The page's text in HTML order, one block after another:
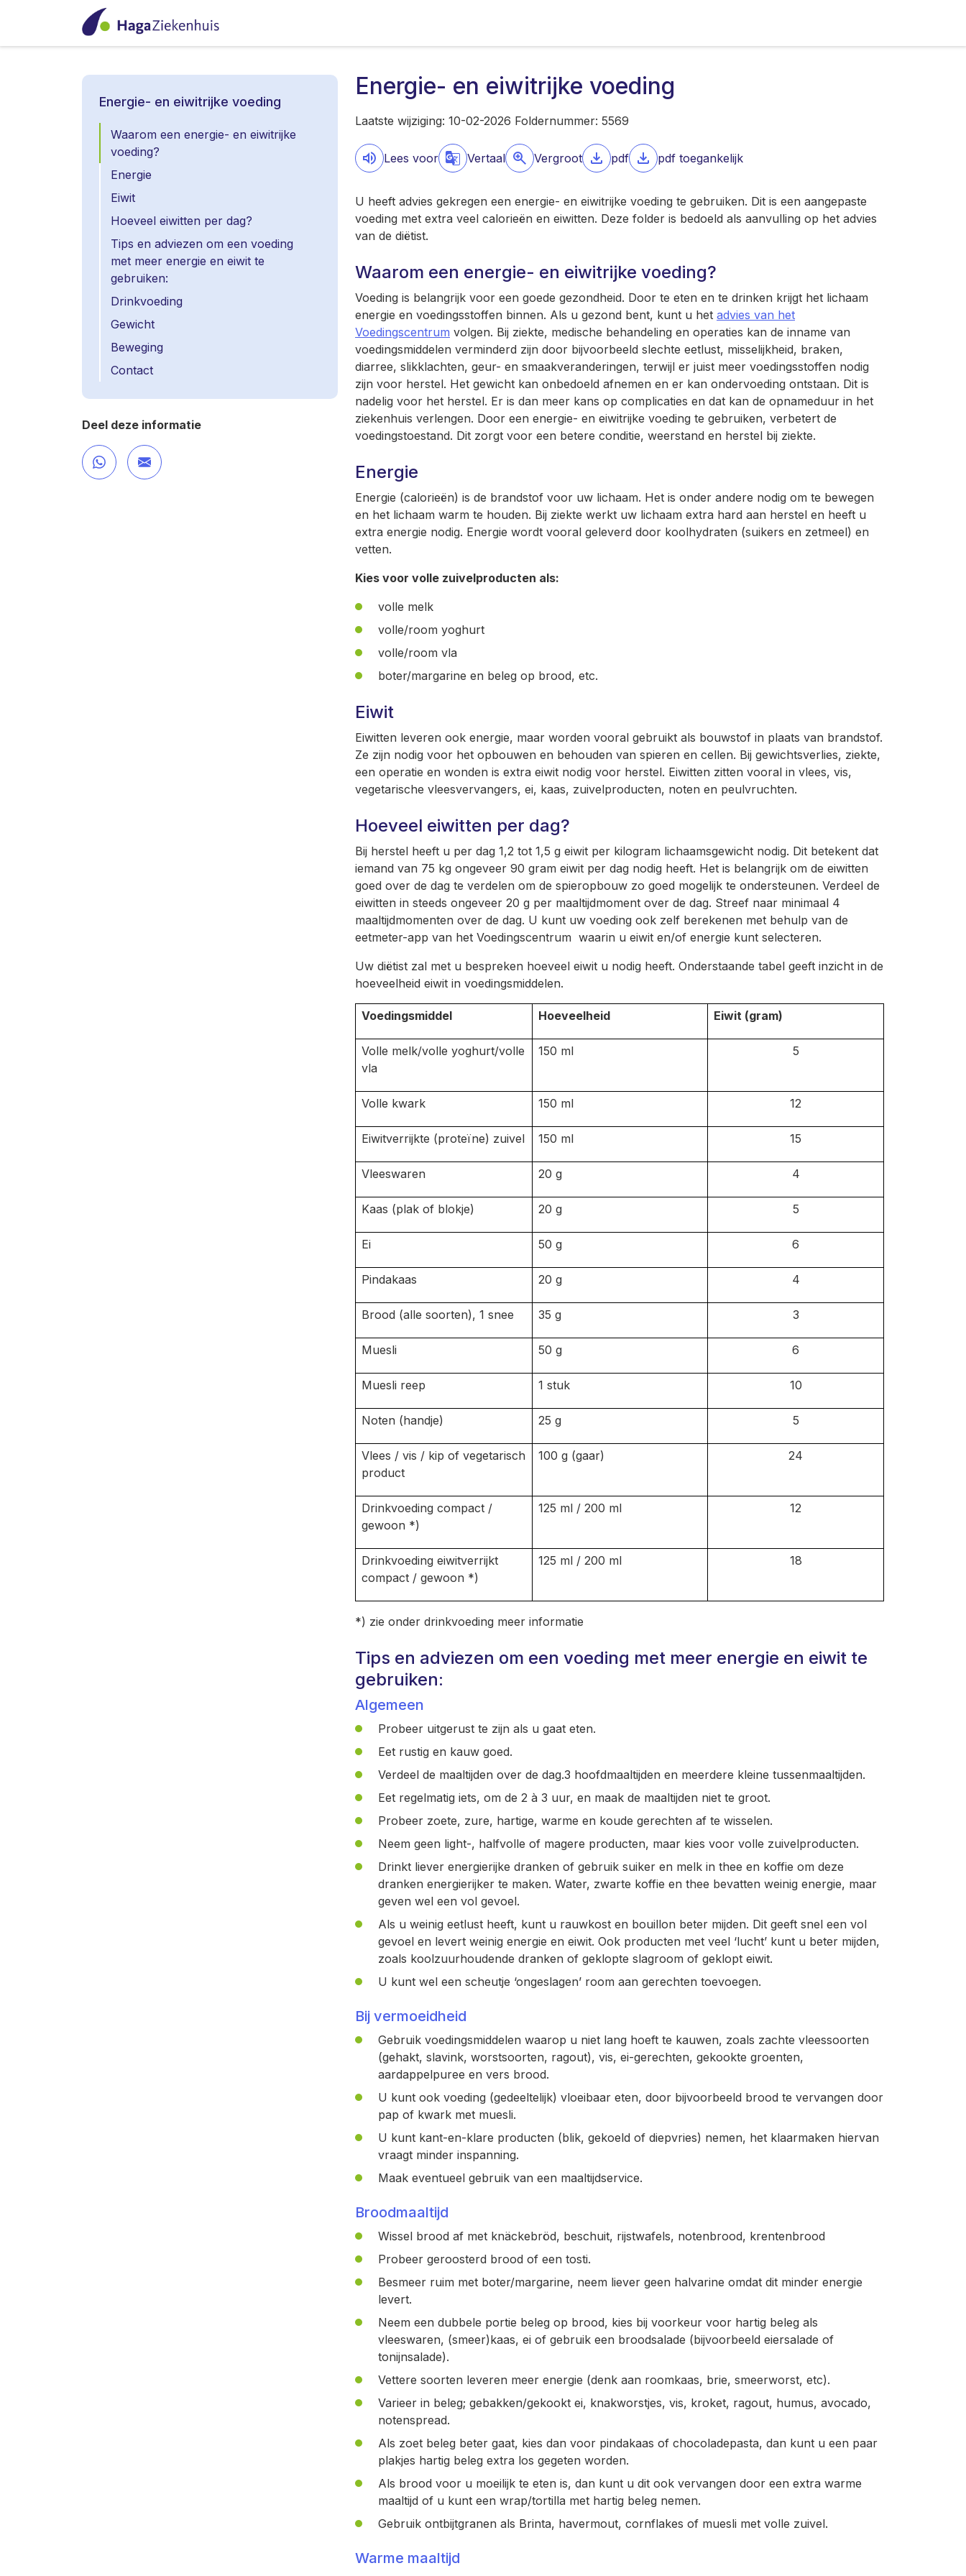
Energie- en eiwitrijke voeding
Waarom een energie- en eiwitrijke
voeding?
Energie
Eiwit
Hoeveel eiwitten per dag?
Tips en adviezen om een voeding
met meer energie en eiwit te
gebruiken:
Drinkvoeding
Gewicht
Beweging
Contact
Deel deze informatie
Energie- en eiwitrijke voeding
Laatste wijziging: 10-02-2026 Foldernummer: 5569
Lees voor Vertaal Vergroot pdf pdf toegankelijk
U heeft advies gekregen een energie- en eiwitrijke voeding te gebruiken. Dit is een aangepaste
voeding met extra veel calorieën en eiwitten. Deze folder is bedoeld als aanvulling op het advies
van de diëtist.
Waarom een energie- en eiwitrijke voeding?
Voeding is belangrijk voor een goede gezondheid. Door te eten en te drinken krijgt het lichaam
energie en voedingsstoffen binnen. Als u gezond bent, kunt u het advies van het
Voedingscentrum volgen. Bij ziekte, medische behandeling en operaties kan de inname van
voedingsmiddelen verminderd zijn door bijvoorbeeld slechte eetlust, misselijkheid, braken,
diarree, slikklachten, geur- en smaakveranderingen, terwijl er juist meer voedingsstoffen nodig
zijn voor herstel. Het gewicht kan onbedoeld afnemen en er kan ondervoeding ontstaan. Dit is
nadelig voor het herstel. Er is dan meer kans op complicaties en dat kan de opnameduur in het
ziekenhuis verlengen. Door een energie- en eiwitrijke voeding te gebruiken, verbetert de
voedingstoestand. Dit zorgt voor een betere conditie, weerstand en herstel bij ziekte.
Energie
Energie (calorieën) is de brandstof voor uw lichaam. Het is onder andere nodig om te bewegen
en het lichaam warm te houden. Bij ziekte werkt uw lichaam extra hard aan herstel en heeft u
extra energie nodig. Energie wordt vooral geleverd door koolhydraten (suikers en zetmeel) en
vetten.
Kies voor volle zuivelproducten als:
volle melk
volle/room yoghurt
volle/room vla
boter/margarine en beleg op brood, etc.
Eiwit
Eiwitten leveren ook energie, maar worden vooral gebruikt als bouwstof in plaats van brandstof.
Ze zijn nodig voor het opbouwen en behouden van spieren en cellen. Bij gewichtsverlies, ziekte,
een operatie en wonden is extra eiwit nodig voor herstel. Eiwitten zitten vooral in vlees, vis,
vegetarische vleesvervangers, ei, kaas, zuivelproducten, noten en peulvruchten.
Hoeveel eiwitten per dag?
Bij herstel heeft u per dag 1,2 tot 1,5 g eiwit per kilogram lichaamsgewicht nodig. Dit betekent dat
iemand van 75 kg ongeveer 90 gram eiwit per dag nodig heeft. Het is belangrijk om de eiwitten
goed over de dag te verdelen om de spieropbouw zo goed mogelijk te ondersteunen. Verdeel de
eiwitten in steeds ongeveer 20 g per maaltijdmoment over de dag. Streef naar minimaal 4
maaltijdmomenten over de dag. U kunt uw voeding ook zelf berekenen met behulp van de
eetmeter-app van het Voedingscentrum waarin u eiwit en/of energie kunt selecteren.
Uw diëtist zal met u bespreken hoeveel eiwit u nodig heeft. Onderstaande tabel geeft inzicht in de
hoeveelheid eiwit in voedingsmiddelen.
Voedingsmiddel Hoeveelheid Eiwit (gram)
Volle melk/volle yoghurt/volle
vla
150 ml 5
Volle kwark 150 ml 12
Eiwitverrijkte (proteïne) zuivel 150 ml 15
Vleeswaren 20 g 4
Kaas (plak of blokje) 20 g 5
Ei 50 g 6
Pindakaas 20 g 4
Brood (alle soorten), 1 snee 35 g 3
Muesli 50 g 6
Muesli reep 1 stuk 10
Noten (handje) 25 g 5
Vlees / vis / kip of vegetarisch
product
100 g (gaar) 24
Drinkvoeding compact /
gewoon *)
125 ml / 200 ml 12
Drinkvoeding eiwitverrijkt
compact / gewoon *)
125 ml / 200 ml 18
*) zie onder drinkvoeding meer informatie
Tips en adviezen om een voeding met meer energie en eiwit te
gebruiken:
Algemeen
Probeer uitgerust te zijn als u gaat eten.
Eet rustig en kauw goed.
Verdeel de maaltijden over de dag.3 hoofdmaaltijden en meerdere kleine tussenmaaltijden.
Eet regelmatig iets, om de 2 à 3 uur, en maak de maaltijden niet te groot.
Probeer zoete, zure, hartige, warme en koude gerechten af te wisselen.
Neem geen light-, halfvolle of magere producten, maar kies voor volle zuivelproducten.
Drinkt liever energierijke dranken of gebruik suiker en melk in thee en koffie om deze
dranken energierijker te maken. Water, zwarte koffie en thee bevatten weinig energie, maar
geven wel een vol gevoel.
Als u weinig eetlust heeft, kunt u rauwkost en bouillon beter mijden. Dit geeft snel een vol
gevoel en levert weinig energie en eiwit. Ook producten met veel ‘lucht’ kunt u beter mijden,
zoals koolzuurhoudende dranken of geklopte slagroom of geklopt eiwit.
U kunt wel een scheutje ‘ongeslagen’ room aan gerechten toevoegen.
Bij vermoeidheid
Gebruik voedingsmiddelen waarop u niet lang hoeft te kauwen, zoals zachte vleessoorten
(gehakt, slavink, worstsoorten, ragout), vis, ei-gerechten, gekookte groenten,
aardappelpuree en vers brood.
U kunt ook voeding (gedeeltelijk) vloeibaar eten, door bijvoorbeeld brood te vervangen door
pap of kwark met muesli.
U kunt kant-en-klare producten (blik, gekoeld of diepvries) nemen, het klaarmaken hiervan
vraagt minder inspanning.
Maak eventueel gebruik van een maaltijdservice.
Broodmaaltijd
Wissel brood af met knäckebröd, beschuit, rijstwafels, notenbrood, krentenbrood
Probeer geroosterd brood of een tosti.
Besmeer ruim met boter/margarine, neem liever geen halvarine omdat dit minder energie
levert.
Neem een dubbele portie beleg op brood, kies bij voorkeur voor hartig beleg als
vleeswaren, (smeer)kaas, ei of gebruik een broodsalade (bijvoorbeeld eiersalade of
tonijnsalade).
Vettere soorten leveren meer energie (denk aan roomkaas, brie, smeerworst, etc).
Varieer in beleg; gebakken/gekookt ei, knakworstjes, vis, kroket, ragout, humus, avocado,
notenspread.
Als zoet beleg beter gaat, kies dan voor pindakaas of chocoladepasta, dan kunt u een paar
plakjes hartig beleg extra los gegeten worden.
Als brood voor u moeilijk te eten is, dan kunt u dit ook vervangen door een extra warme
maaltijd of u kunt een wrap/tortilla met hartig beleg nemen.
Gebruik ontbijtgranen als Brinta, havermout, cornflakes of muesli met volle zuivel.
Warme maaltijd